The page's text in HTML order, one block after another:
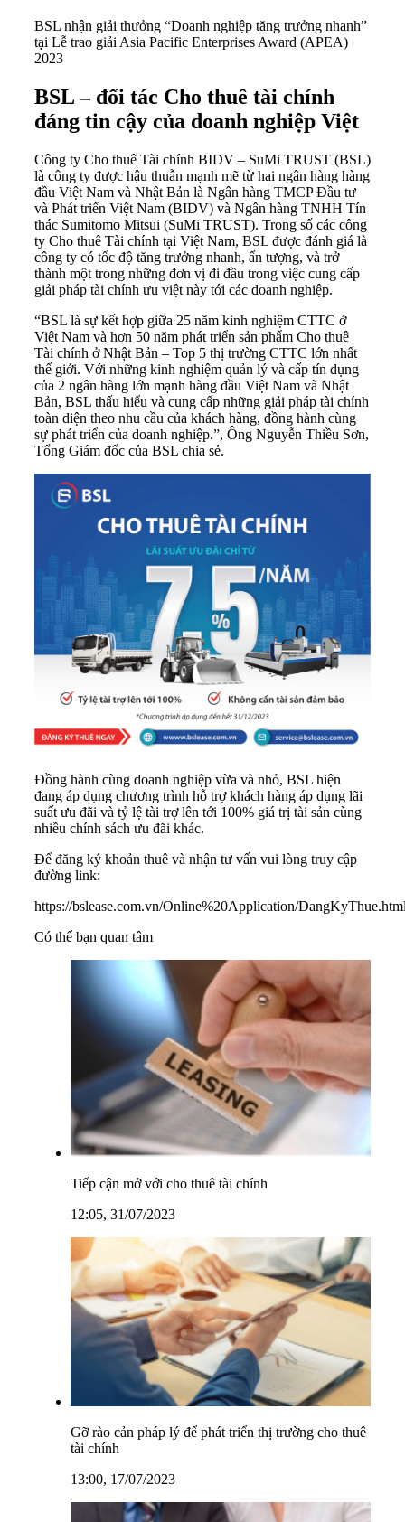
BSL nhận giải thưởng “Doanh nghiệp tăng trưởng nhanh”
tại Lễ trao giải Asia Pacific Enterprises Award (APEA)
2023
BSL – đối tác Cho thuê tài chính
đáng tin cậy của doanh nghiệp Việt
Công ty Cho thuê Tài chính BIDV – SuMi TRUST (BSL)
là công ty được hậu thuẫn mạnh mẽ từ hai ngân hàng hàng
đầu Việt Nam và Nhật Bản là Ngân hàng TMCP Đầu tư
và Phát triển Việt Nam (BIDV) và Ngân hàng TNHH Tín
thác Sumitomo Mitsui (SuMi TRUST). Trong số các công
ty Cho thuê Tài chính tại Việt Nam, BSL được đánh giá là
công ty có tốc độ tăng trưởng nhanh, ấn tượng, và trở
thành một trong những đơn vị đi đầu trong việc cung cấp
giải pháp tài chính ưu việt này tới các doanh nghiệp.
“BSL là sự kết hợp giữa 25 năm kinh nghiệm CTTC ở
Việt Nam và hơn 50 năm phát triển sản phẩm Cho thuê
Tài chính ở Nhật Bản – Top 5 thị trường CTTC lớn nhất
thế giới. Với những kinh nghiệm quản lý và cấp tín dụng
của 2 ngân hàng lớn mạnh hàng đầu Việt Nam và Nhật
Bản, BSL thấu hiểu và cung cấp những giải pháp tài chính
toàn diện theo nhu cầu của khách hàng, đồng hành cùng
sự phát triển của doanh nghiệp.”, Ông Nguyễn Thiều Sơn,
Tổng Giám đốc của BSL chia sẻ.
Đồng hành cùng doanh nghiệp vừa và nhỏ, BSL hiện
đang áp dụng chương trình hỗ trợ khách hàng áp dụng lãi
suất ưu đãi và tỷ lệ tài trợ lên tới 100% giá trị tài sản cùng
nhiều chính sách ưu đãi khác.
Để đăng ký khoản thuê và nhận tư vấn vui lòng truy cập
đường link:
https://bslease.com.vn/Online%20Application/
Có thể bạn quan tâm
Tiếp cận mở với cho thuê tài chính
12:05, 31/07/2023
Gỡ rào cản pháp lý để phát triển thị trường cho thuê
tài chính
13:00, 17/07/2023